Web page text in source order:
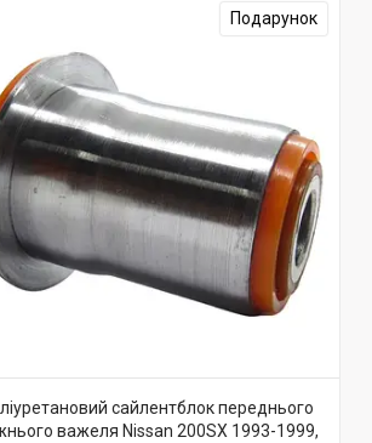
Подарунок
сайлентблок переднього
важеля Nissan 200SX 1993-1999,